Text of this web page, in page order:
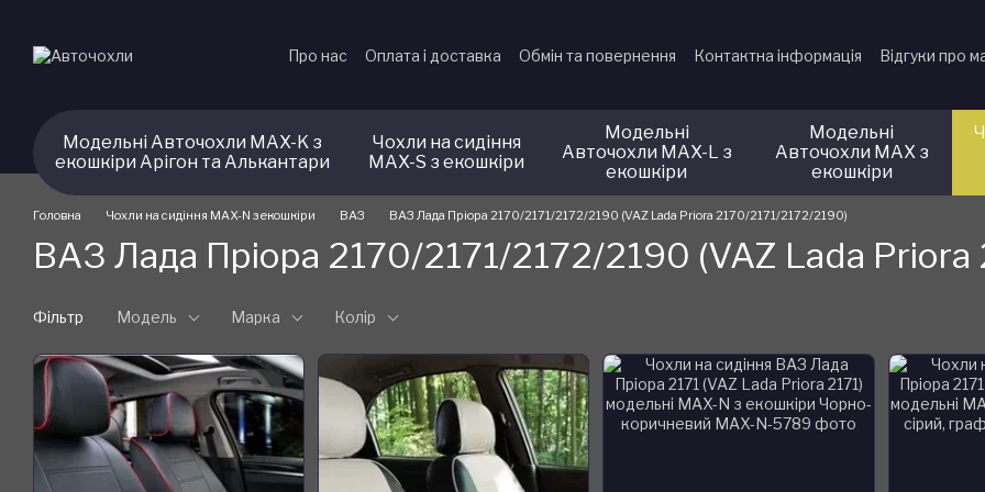
Про нас Оплата і доставка Обмін та повернення Контактна інформація Відгуки про
Модельні Авточохли MAX-K з
екошкіри Арігон та Алькантари
Чохли на сидіння
MAX-S з екошкіри
Модельні
Авточохли MAX-L з
екошкіри
Модельні
Авточохли MAX з
екошкіри
Головна Чохли на сидіння MAX-N з екошкіри ВАЗ ВАЗ Лада Пріора 2170/2171/2172/2190 (VAZ Lada Priora 2170/2171/2172/2190)
ВАЗ Лада Пріора 2170/2171/2172/2190 (VAZ Lada
Фільтр Модель Марка Колір